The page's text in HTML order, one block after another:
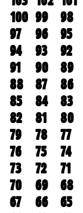
100 99
98
97
96
95
94
93
92
91
90
89
88
87
86
85
84
83
82
81
80
79
78
77
76
75
74
73
72
71
70
69
68
67
66
65